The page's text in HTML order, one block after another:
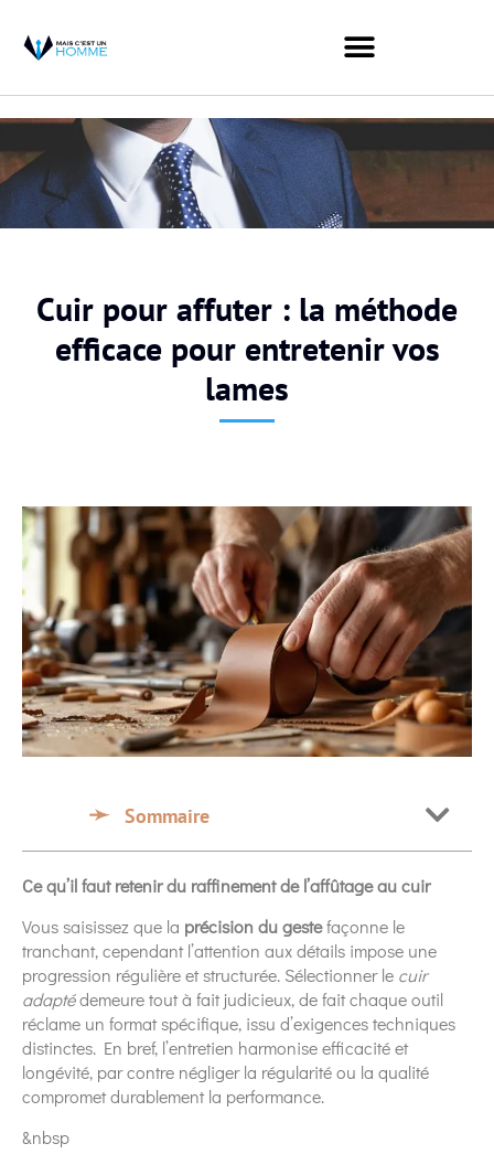
Cuir pour affuter : la méthode
efficace pour entretenir vos
lames
Sommaire
Ce qu’il faut retenir du raffinement de l’affûtage au cuir
Vous saisissez que la précision du gestefaçonne le
tranchant, cependant l’attention aux détails impose une
progression régulière et structurée. Sélectionner le cuir
adaptédemeure tout à fait judicieux, de fait chaque outil
réclame un format spécifique, issu d’exigences techniques
distinctes. En bref, l’entretien harmonise efficacité et
longévité, par contre négliger la régularité ou la qualité
compromet durablement la performance.
&nbsp